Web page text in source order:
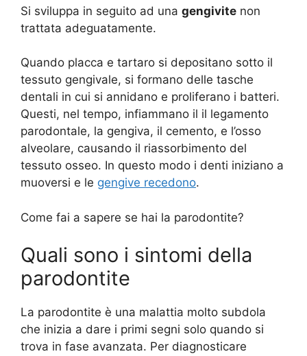
Si sviluppa in seguito ad una gengivite non
trattata adeguatamente.
Quando placca e tartaro si depositano sotto il
tessuto gengivale, si formano delle tasche
dentali in cui si annidano e proliferano i batteri.
Questi, nel tempo, infiammano il il legamento
parodontale, la gengiva, il cemento, e l’osso
alveolare, causando il riassorbimento del
tessuto osseo. In questo modo i denti iniziano a
muoversi e le gengive recedono.
Come fai a sapere se hai la parodontite?
Quali sono i sintomi della
parodontite
La parodontite è una malattia molto subdola
che inizia a dare i primi segni solo quando si
trova in fase avanzata. Per diagnosticare